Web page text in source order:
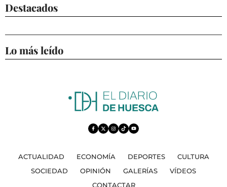
Destacados
Lo más leído
ACTUALIDAD ECONOMÍA DEPORTES
CULTURA
SOCIEDAD
OPINIÓN GALERÍAS
VÍDEOS
CONTACTAR